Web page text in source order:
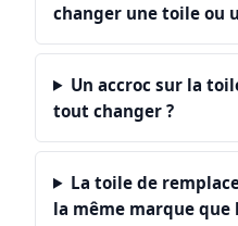
changer une toile ou
Un accroc sur la
tout changer ?
La toile de
la même marque que